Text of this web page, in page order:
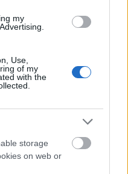
my
Use,
of my
with the
storage
on web or